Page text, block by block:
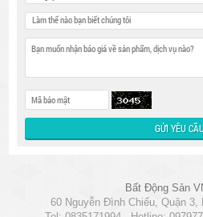
Làm thế nào bạn biết chúng tôi
Bất Động Sản
60 Nguyễn Đình Chiểu, Quận 3,